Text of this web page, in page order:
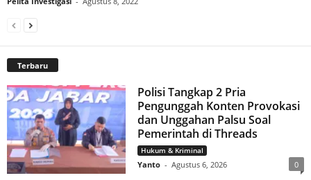
Terbaru
Polisi Tangkap 2 Pria
Pengunggah Konten Provokasi
dan Unggahan Palsu Soal
Pemerintah di Threads
Hukum & Kriminal
Yanto - Agustus 6, 2026 0